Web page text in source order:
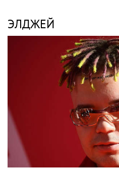
ЭЛДЖЕЙ